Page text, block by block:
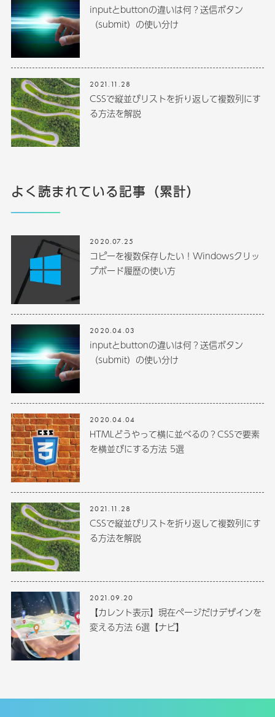
inputとbuttonの違いは何？送信ボタン
（submit）の使い分け
2021.11.28
CSSで縦並びリストを折り返して複数列にす
る方法を解説
よく読まれている記事（累計）
2020.07.25
コピーを複数保存したい！Windowsクリッ
プボード履歴の使い方
2020.04.03
inputとbuttonの違いは何？送信ボタン
（submit）の使い分け
2020.04.04
HTMLどうやって横に並べるの？CSSで要素
を横並びにする方法 5選
2021.11.28
CSSで縦並びリストを折り返して複数列にす
る方法を解説
2021.09.20
【カレント表示】現在ページだけデザインを
変える方法 6選【ナビ】